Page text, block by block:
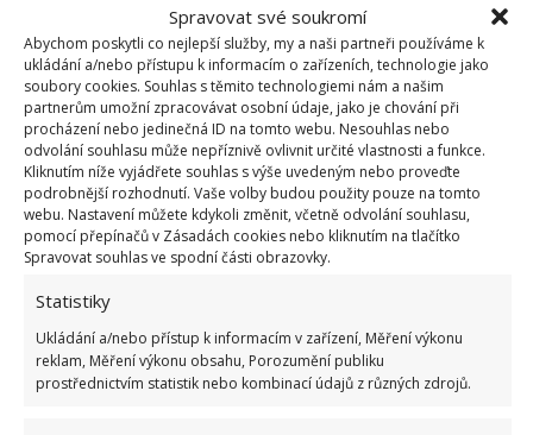
Spravovat své soukromí
Abychom poskytli co nejlepší služby, my a naši partneři používáme k
ukládání a/nebo přístupu k informacím o zařízeních, technologie jako
soubory cookies. Souhlas s těmito technologiemi nám a našim
partnerům umožní zpracovávat osobní údaje, jako je chování při
procházení nebo jedinečná ID na tomto webu. Nesouhlas nebo
odvolání souhlasu může nepříznivě ovlivnit určité vlastnosti a funkce.
Kliknutím níže vyjádřete souhlas s výše uvedeným nebo proveďte
podrobnější rozhodnutí. Vaše volby budou použity pouze na tomto
webu. Nastavení můžete kdykoli změnit, včetně odvolání souhlasu,
pomocí přepínačů v Zásadách cookies nebo kliknutím na tlačítko
Spravovat souhlas ve spodní části obrazovky.
Statistiky
Ukládání a/nebo přístup k informacím v zařízení, Měření výkonu
reklam, Měření výkonu obsahu, Porozumění publiku
prostřednictvím statistik nebo kombinací údajů z různých zdrojů.
Fotografie: Pixabay
Při práci s chemickými čisticími prostředky je také
důležité dbát na bezpečnost a používat ochranné
rukavice a případně ochranné brýle
předešlo podráždění kůže nebo očí. Na
BydlímeÚtulně také zjistíte, jak účinně a rychle
vyčistíte zažloutlé či šedivéskvrny v záchodové